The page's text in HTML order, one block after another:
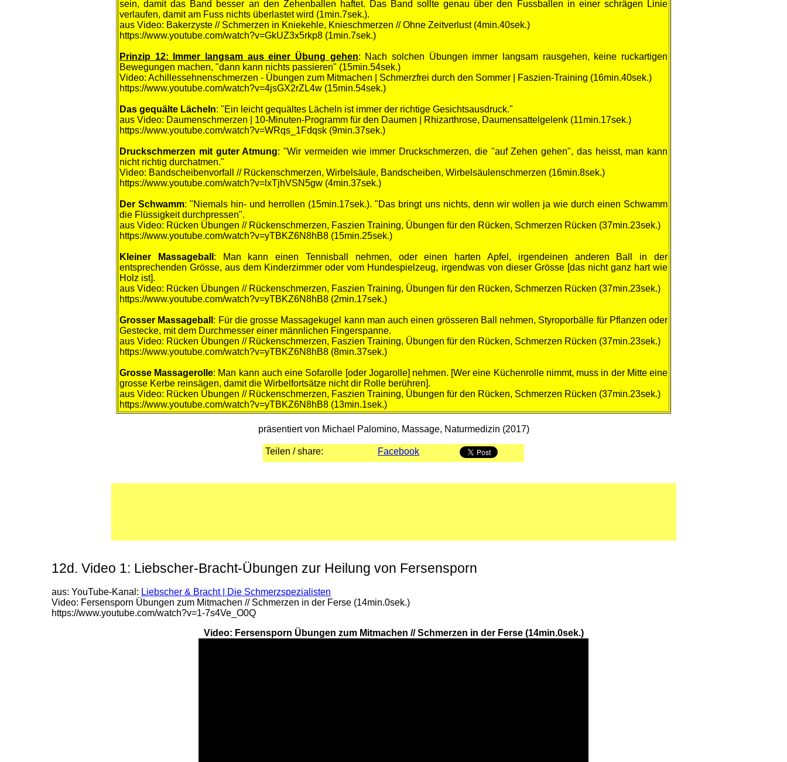
sein, damit das Band besser an den Zehenballen haftet. Das Band sollte genau über den Fussballen in einer schrägen Linie
verlaufen, damit am Fuss nichts überlastet wird (1min.7sek.).
aus Video: Bakerzyste // Schmerzen in Kniekehle, Knieschmerzen // Ohne Zeitverlust (4min.40sek.)
https://www.youtube.com/watch?v=GkUZ3x5rkp8 (1min.7sek.)
Prinzip 12: Immer langsam aus einer Übung gehen: Nach solchen Übungen immer langsam rausgehen, keine ruckartigen
Bewegungen machen, "dann kann nichts passieren" (15min.54sek.)
Video: Achillessehnenschmerzen - Übungen zum Mitmachen | Schmerzfrei durch den Sommer | Faszien-Training (16min.40sek.)
https://www.youtube.com/watch?v=4jsGX2rZL4w (15min.54sek.)
Das gequälte Lächeln: "Ein leicht gequältes Lächeln ist immer der richtige Gesichtsausdruck."
aus Video: Daumenschmerzen | 10-Minuten-Programm für den Daumen | Rhizarthrose, Daumensattelgelenk (11min.17sek.)
https://www.youtube.com/watch?v=WRqs_1Fdqsk (9min.37sek.)
Druckschmerzen mit guter Atmung: "Wir vermeiden wie immer Druckschmerzen, die "auf Zehen gehen", das heisst, man kann
nicht richtig durchatmen."
Video: Bandscheibenvorfall // Rückenschmerzen, Wirbelsäule, Bandscheiben, Wirbelsäulenschmerzen (16min.8sek.)
https://www.youtube.com/watch?v=lxTjhVSN5gw (4min.37sek.)
Der Schwamm: "Niemals hin- und herrollen (15min.17sek.). "Das bringt uns nichts, denn wir wollen ja wie durch einen Schwamm
die Flüssigkeit durchpressen".
aus Video: Rücken Übungen // Rückenschmerzen, Faszien Training, Übungen für den Rücken, Schmerzen Rücken (37min.23sek.)
https://www.youtube.com/watch?v=yTBKZ6N8hB8 (15min.25sek.)
Kleiner Massageball : Man kann einen Tennisball nehmen, oder einen harten Apfel, irgendeinen anderen Ball in der
entsprechenden Grösse, aus dem Kinderzimmer oder vom Hundespielzeug, irgendwas von dieser Grösse [das nicht ganz hart wie
Holz ist].
aus Video: Rücken Übungen // Rückenschmerzen, Faszien Training, Übungen für den Rücken, Schmerzen Rücken (37min.23sek.)
https://www.youtube.com/watch?v=yTBKZ6N8hB8 (2min.17sek.)
Grosser Massageball : Für die grosse Massagekugel kann man auch einen grösseren Ball nehmen, Styroporbälle für Pflanzen oder
Gestecke, mit dem Durchmesser einer männlichen Fingerspanne.
aus Video: Rücken Übungen // Rückenschmerzen, Faszien Training, Übungen für den Rücken, Schmerzen Rücken (37min.23sek.)
https://www.youtube.com/watch?v=yTBKZ6N8hB8 (8min.37sek.)
Grosse Massagerolle: Man kann auch eine Sofarolle [oder Jogarolle] nehmen. [Wer eine Küchenrolle nimmt, muss in der Mitte eine
grosse Kerbe reinsägen, damit die Wirbelfortsätze nicht dir Rolle berühren].
aus Video: Rücken Übungen // Rückenschmerzen, Faszien Training, Übungen für den Rücken, Schmerzen Rücken (37min.23sek.)
https://www.youtube.com/watch?v=yTBKZ6N8hB8 (13min.1sek.)
präsentiert von Michael Palomino, Massage, Naturmedizin (2017)
Teilen / share: Facebook
12d. Video 1: Liebscher-Bracht-Übungen zur Heilung von Fersensporn
aus: YouTube-Kanal: Liebscher & Bracht | Die Schmerzspezialisten
Video: Fersensporn Übungen zum Mitmachen // Schmerzen in der Ferse (14min.0sek.)
https://www.youtube.com/watch?v=1-7s4Ve_O0Q
Video: Fersensporn Übungen zum Mitmachen // Schmerzen in der Ferse (14min.0sek.)